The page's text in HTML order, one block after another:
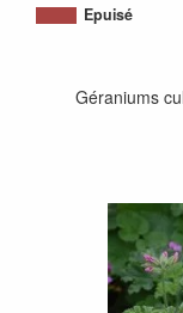
Epuisé
Géraniums